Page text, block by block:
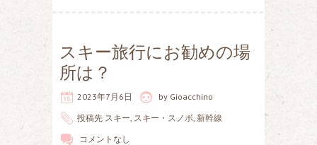
スキー旅行にお勧めの場
所は？
2023年7月6日 by Gioacchino
投稿先 スキー スキー・スノボ 新幹線
コメントなし